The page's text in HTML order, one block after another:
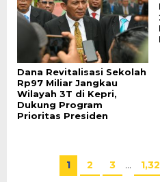
Dana Revitalisasi Sekolah
Rp97 Miliar Jangkau
Wilayah 3T di Kepri,
Dukung Program
Prioritas Presiden
1 2 3 …